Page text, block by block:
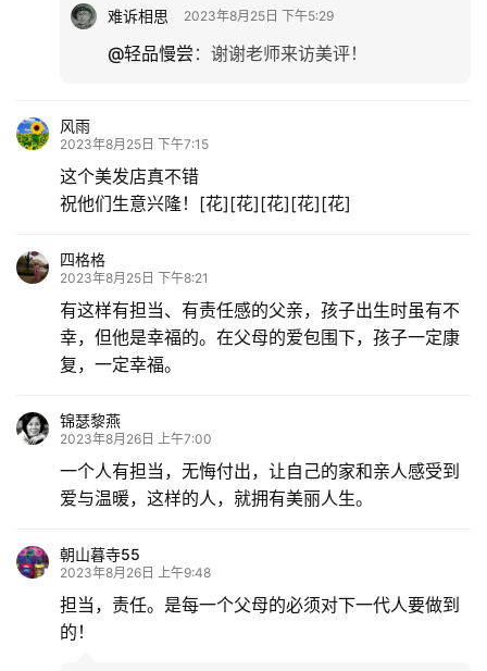
难诉相思 2023年8月25日 下午5:29
@轻品慢尝 ： 谢谢老师来访美评！
风雨
2023年8月25日 下午7:15
这个美发店真不错
祝他们生意兴隆！[花][花][花][花][花]
四格格
2023年8月25日 下午8:21
有这样有担当、有责任感的父亲，孩子出生时虽有不
幸，但他是幸福的。在父母的爱包围下，孩子一定康
复，一定幸福。
锦瑟黎燕
2023年8月26日 上午7:00
一个人有担当，无悔付出，让自己的家和亲人感受到
爱与温暖，这样的人，就拥有美丽人生。
朝山暮寺55
2023年8月26日 上午9:48
担当，责任。是每一个父母的必须对下一代人要做到
的！